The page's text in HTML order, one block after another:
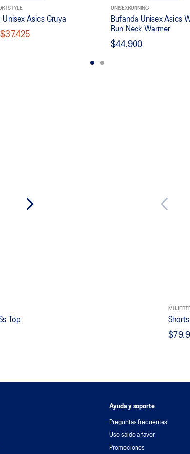
Unisex Asics Gruya
$37.425
UNISEXRUNNING
Bufanda Unisex Asics
Run Neck Warmer
$44.900
Top
MUJER
Ayuda y soporte
Preguntas frecuentes
Uso saldo a favor
Promociones